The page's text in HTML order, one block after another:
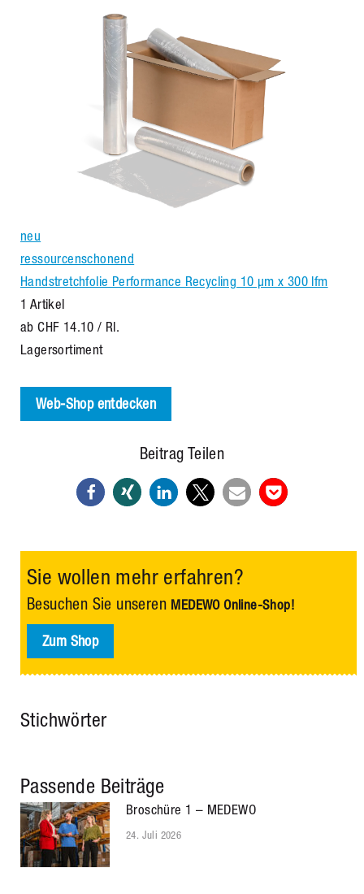
neu
ressourcenschonend
Handstretchfolie Performance Recycling 10 µm x 300 lfm
1 Artikel
abCHF 14.10/ Rl.
Lagersortiment
Web-Shop entdecken
Beitrag Teilen
Sie wollen mehr erfahren?
Besuchen Sie unseren MEDEWO Online-Shop!
Zum Shop
Stichwörter
Passende Beiträge
Broschüre 1 – MEDEWO
24. Juli 2026